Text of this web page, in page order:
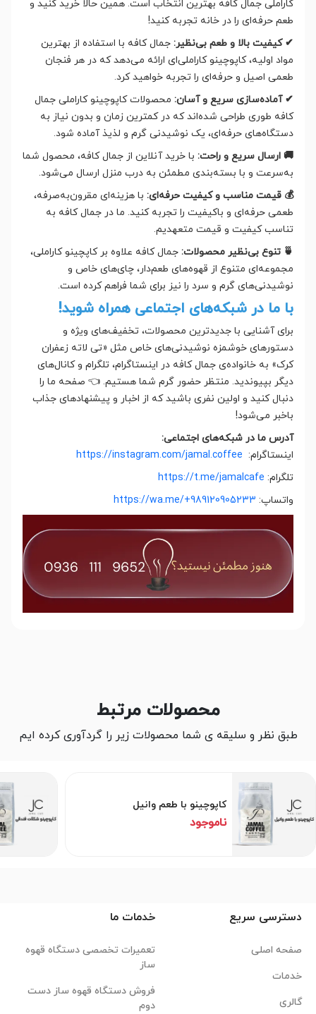
کاراملی جمال کافه بهترین انتخاب است. همین حالا خرید کنید و
طعم حرفه‌ای را در خانه تجربه کنید!
✔ کیفیت بالا و طعم بی‌نظیر: جمال کافه با استفاده از بهترین
مواد اولیه، کاپوچینو کاراملی‌ای ارائه می‌دهد که در هر فنجان
طعمی اصیل و حرفه‌ای را تجربه خواهید کرد.
✔ آماده‌سازی سریع و آسان: محصولات کاپوچینو کاراملی جمال
کافه طوری طراحی شده‌اند که در کمترین زمان و بدون نیاز به
دستگاه‌های حرفه‌ای، یک نوشیدنی گرم و لذیذ آماده شود.
🚚 ارسال سریع و راحت: با خرید آنلاین از جمال کافه، محصول شما
به‌سرعت و با بسته‌بندی مطمئن به درب منزل ارسال می‌شود.
💰 قیمت مناسب و کیفیت حرفه‌ای: با هزینه‌ای مقرون‌به‌صرفه،
طعمی حرفه‌ای و باکیفیت را تجربه کنید. ما در جمال کافه به
تناسب کیفیت و قیمت متعهدیم.
🍵 تنوع بی‌نظیر محصولات: جمال کافه علاوه بر کاپچینو کاراملی،
مجموعه‌ای متنوع از قهوه‌های طعم‌دار، چای‌های خاص و
نوشیدنی‌های گرم و سرد را نیز برای شما فراهم کرده است.
با ما در شبکه‌های اجتماعی همراه شوید!
برای آشنایی با جدیدترین محصولات، تخفیف‌های ویژه و
دستورهای خوشمزه نوشیدنی‌های خاص مثل «تی لاته زعفران
کرک» به خانواده‌ی جمال کافه در اینستاگرام، تلگرام و کانال‌های
دیگر بپیوندید. منتظر حضور گرم شما هستیم. 👈 صفحه ما را
دنبال کنید و اولین نفری باشید که از اخبار و پیشنهادهای جذاب
باخبر می‌شود!
آدرس ما در شبکه‌های اجتماعی:
اینستاگرام: https://instagram.com/jamal.coffee
تلگرام: https://t.me/jamalcafe
واتساپ: https://wa.me/+989120905233
محصولات مرتبط
طبق نظر و سلیقه ی شما محصولات زیر را گردآوری کرده ایم
کاپوچینو با طعم وانیل
ناموجود
دسترسی سریع
صفحه اصلی
خدمات
گالری
خدمات ما
تعمیرات تخصصی دستگاه قهوه
ساز
فروش دستگاه قهوه ساز دست
دوم